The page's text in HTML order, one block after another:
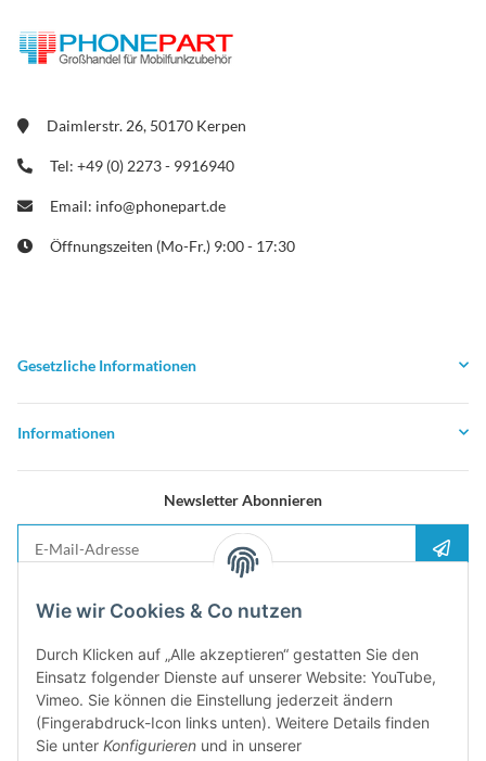
Wie wir Cookies & Co nutzen
Durch Klicken auf „Alle akzeptieren“ gestatten Sie den
Einsatz folgender Dienste auf unserer Website: YouTube,
Vimeo. Sie können die Einstellung jederzeit ändern
(Fingerabdruck-Icon links unten). Weitere Details finden
Sie unter Konfigurieren und in unserer
Daimlerstr. 26, 50170 Kerpen
Tel: +49 (0) 2273 - 9916940
Email: info@phonepart.de
Öffnungszeiten (Mo-Fr.) 9:00 - 17:30
Gesetzliche Informationen
Informationen
Newsletter Abonnieren
Bitte senden Sie mir entsprechend Ihrer
jederzeit widerruflich Informationen zu Ihrem Produktsortiment per E-Mail zu.
Newsletter abonieren und5%Rabatt-Guschein erhalten. Für Ihren
nächsten Einkauf. Den Gutschein erhalten Sie per Email nach der
erfolgreichen Bestätigung Ihrer Email-Adresse